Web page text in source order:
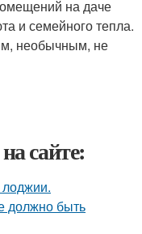
на даче
и семейного тепла.
необычным, не
сайте:
должно быть